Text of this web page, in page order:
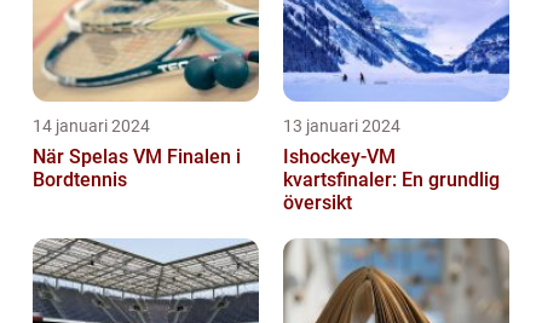
14 januari 2024
När Spelas VM Finalen i
Bordtennis
13 januari 2024
Ishockey-VM
kvartsfinaler: En grundlig
översikt